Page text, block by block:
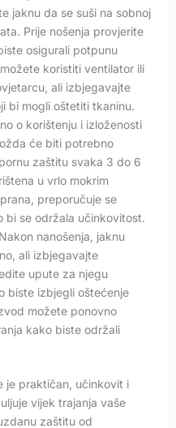
jaknu da se suši na sobnoj
Prije nošenja provjerite
osigurali potpunu
koristiti ventilator ili
ali izbjegavajte
bi mogli oštetiti tkaninu.
o korištenju i izloženosti
će biti potrebno
zaštitu svaka 3 do 6
u vrlo mokrim
preporučuje se
bi se održala učinkovitost.
Nakon nanošenja, jaknu
ali izbjegavajte
upute za njegu
biste izbjegli oštećenje
možete ponovno
kako biste održali
je praktičan, učinkovit i
vijek trajanja vaše
zaštitu od